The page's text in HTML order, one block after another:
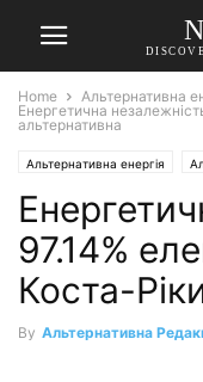
Home Альтернативна
Енергетична
альтернативна
Альтернативна енергія
97.14%
Коста-
By Альтернативна